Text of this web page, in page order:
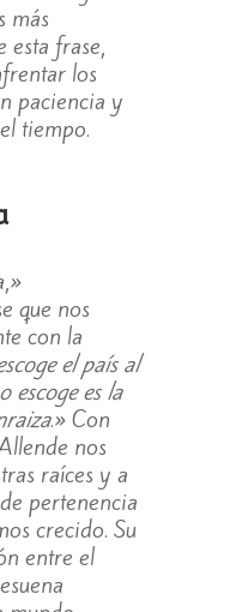
más
esta frase,
los
paciencia y
tiempo.
que nos
con la
el país al
escoge es la
.» Con
nos
raíces y a
pertenencia
crecido. Su
entre el